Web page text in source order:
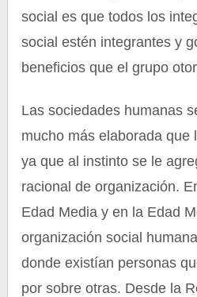
social es que todos los
social estén integrantes y
beneficios que el grupo
Las sociedades humanas
mucho más elaborada que
ya que al instinto se le
racional de organización.
Edad Media y en la Edad
organización social
donde existían personas
por sobre otras. Desde la